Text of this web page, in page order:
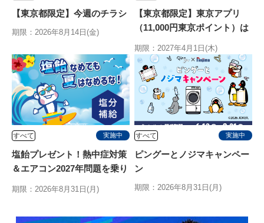
【東京都限定】今週のチラシ
期限：2026年8月14日(金)
【東京都限定】東京アプリ
（11,000円東京ポイント）は
期限：2027年4月1日(木)
すべて 実施中
塩飴プレゼント！熱中症対策
＆エアコン2027年問題を乗り
期限：2026年8月31日(月)
すべて 実施中
ピングーとノジマキャンペー
ン
期限：2026年8月31日(月)